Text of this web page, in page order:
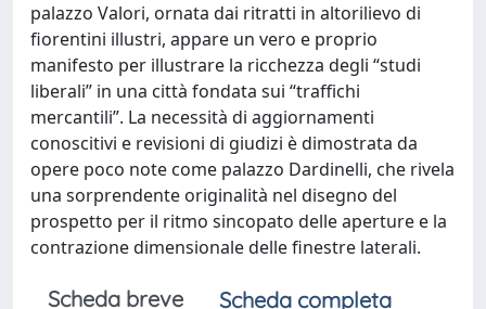
palazzo Valori, ornata dai ritratti in altorilievo di
fiorentini illustri, appare un vero e proprio
manifesto per illustrare la ricchezza degli “studi
liberali” in una città fondata sui “traffichi
mercantili”. La necessità di aggiornamenti
conoscitivi e revisioni di giudizi è dimostrata da
opere poco note come palazzo Dardinelli, che rivela
una sorprendente originalità nel disegno del
prospetto per il ritmo sincopato delle aperture e la
contrazione dimensionale delle finestre laterali.
Scheda breve
Scheda completa